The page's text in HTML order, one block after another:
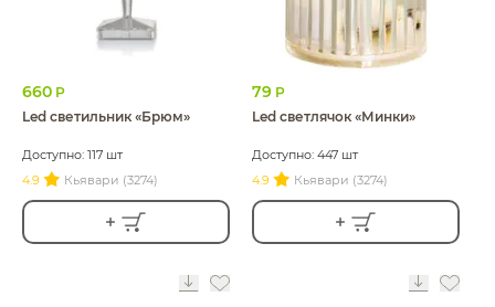
660 Р
Led светильник «Брюм»
Доступно: 117 шт
4.9
Кьявари (3274)
79 Р
Led светлячок «Минки»
Доступно: 447 шт
4.9
Кьявари (3274)